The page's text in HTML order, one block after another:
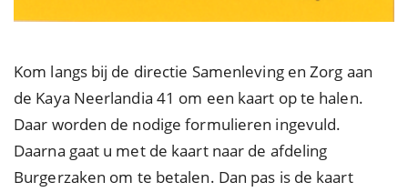
Kom langs bij de directie Samenleving en Zorg aan
de Kaya Neerlandia 41 om een kaart op te halen.
Daar worden de nodige formulieren ingevuld.
Daarna gaat u met de kaart naar de afdeling
Burgerzaken om te betalen. Dan pas is de kaart